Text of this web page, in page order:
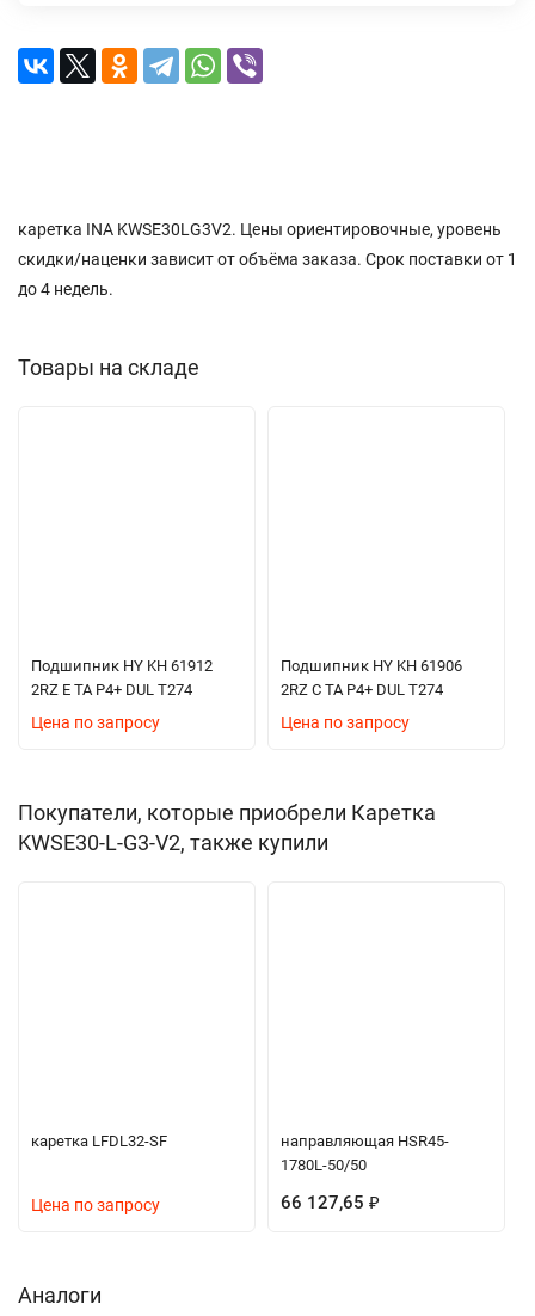
каретка INA KWSE30LG3V2. Цены ориентировочные, уровень
скидки/наценки зависит от объёма заказа. Срок поставки от 1
до 4 недель.
Товары на складе
Подшипник HY KH 61912
2RZ E TA P4+ DUL T274
Цена по запросу
Подшипник HY KH 61906
2RZ C TA P4+ DUL T274
Цена по запросу
Покупатели, которые приобрели Каретка
KWSE30-L-G3-V2, также купили
каретка LFDL32-SF
Цена по запросу
направляющая HSR45-
1780L-50/50
66 127,65 ₽
Аналоги